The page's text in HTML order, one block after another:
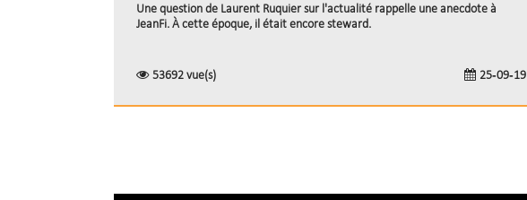
Une question de Laurent Ruquier sur l'actualité rappelle une anecdote à
JeanFi. À cette époque, il était encore steward.
53692 vue(s) 25-09-19